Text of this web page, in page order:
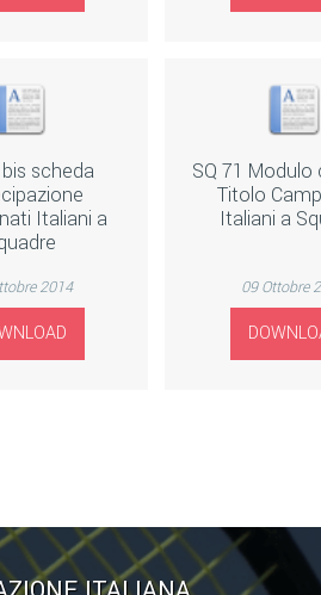
scheda
Italiani a
2014
SQ 71 Modulo
Titolo
Italiani a
09 Ottobre